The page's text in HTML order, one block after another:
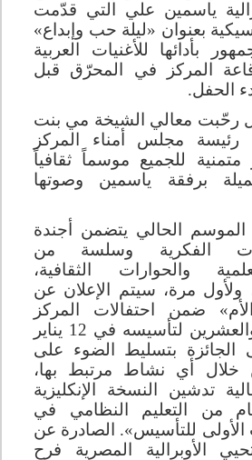
ياسمين علي التي قدّمت
بعنوان «ليلة حب وإبداع»
بأدائها للأغنيات العربية
قاعة المركز في المحرّق قبل
الحفل.
رحّبت معالي الشيخة مي بنت
مجلس أمناء المركز
متمنية للجميع موسماً ثقافياً
برفقة ياسمين وصوتها
الموسم الحالي يتضمن أجندة
الفكرية وسلسة من
والحوارات الثقافية،
ولأول مرة، سيتم الإعلان عن
ضمن احتفالات المركز
بالذكرى الحادية والعشرين لتأسيسه في 12 يناير
الجائزة بتسليط الضوء على
خلال أي نشاط مرتبط بها،
تدشين النسخة الإنكليزية
من التعليم النظامي في
الأولى للتأسيس». الصادرة عن
الأوبرالية المصرية فرح